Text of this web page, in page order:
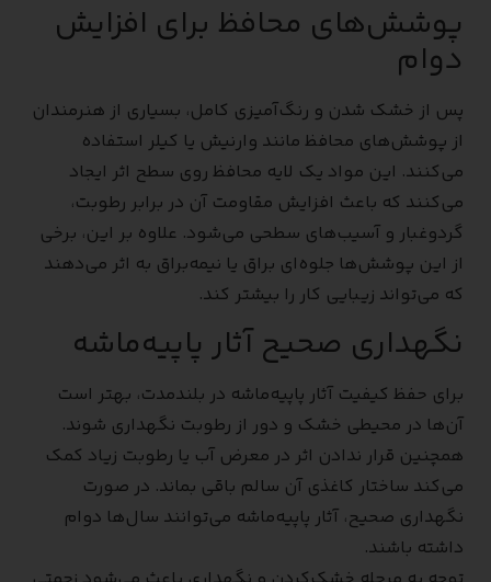
پوشش‌های محافظ برای افزایش
دوام
پس از خشک شدن و رنگ‌آمیزی کامل، بسیاری از هنرمندان
از پوشش‌های محافظ مانند وارنیش یا کیلر استفاده
می‌کنند. این مواد یک لایه محافظ روی سطح اثر ایجاد
می‌کنند که باعث افزایش مقاومت آن در برابر رطوبت،
گردوغبار و آسیب‌های سطحی می‌شود. علاوه بر این، برخی
از این پوشش‌ها جلوه‌ای براق یا نیمه‌براق به اثر می‌دهند
که می‌تواند زیبایی کار را بیشتر کند.
نگهداری صحیح آثار پاپیه‌ماشه
برای حفظ کیفیت آثار پاپیه‌ماشه در بلندمدت، بهتر است
آن‌ها در محیطی خشک و دور از رطوبت نگهداری شوند.
همچنین قرار ندادن اثر در معرض آب یا رطوبت زیاد کمک
می‌کند ساختار کاغذی آن سالم باقی بماند. در صورت
نگهداری صحیح، آثار پاپیه‌ماشه می‌توانند سال‌ها دوام
داشته باشند.